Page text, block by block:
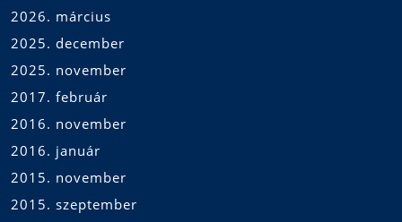
2026. március
2025. december
2025. november
2017. február
2016. november
2016. január
2015. november
2015. szeptember